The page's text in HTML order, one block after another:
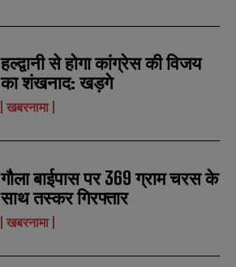
हल्द्वानी से होगा कांग्रेस की विजय
का शंखनाद: खड़गे
खबरनामा
गौला बाईपास पर 369 ग्राम चरस के
साथ तस्कर गिरफ्तार
खबरनामा